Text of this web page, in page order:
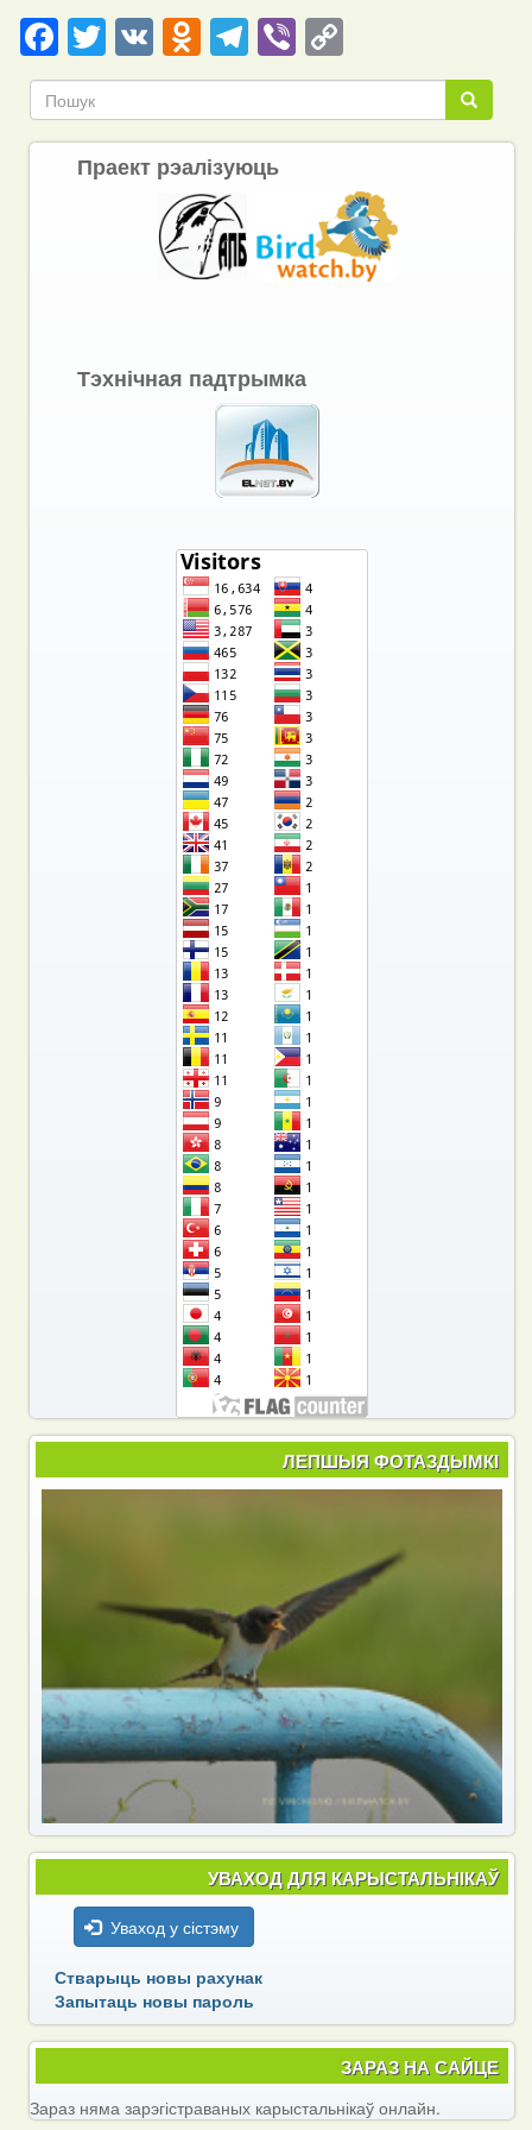
Facebook
Twitter
VKOdnoklassniki
Telegram
ViberCopy
Link Пошук
Пошук
Праект рэалізуюць
Тэхнічная падтрымка
ЛЕПШЫЯ ФОТАЗДЫМКІ
УВАХОД ДЛЯ КАРЫСТАЛЬНІКАЎ
Уваход у сістэму
Стварыць новы рахунак
Запытаць новы пароль
ЗАРАЗ НА САЙЦЕ
Зараз няма зарэгістраваных карыстальнікаў онлайн.